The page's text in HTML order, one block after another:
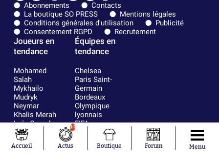
Abonnements
Contacts
La boutique SO PRESS
Mentions légales
Conditions générales d'utilisation
Publicité
Consentement RGPD
Recrutement
Joueurs en
tendance
Mohamed
Salah
Mykhailo
Mudryk
Neymar
Khalis Merah
Loïs Openda
Moussa
Niakhaté
Nicolás
Équipes en
tendance
Chelsea
Paris Saint-
Germain
Bordeaux
Olympique
lyonnais
FIFA
Real Madrid
RC Strasbourg
AC Milan
Accueil
10
Actus Boutique Forum Menu